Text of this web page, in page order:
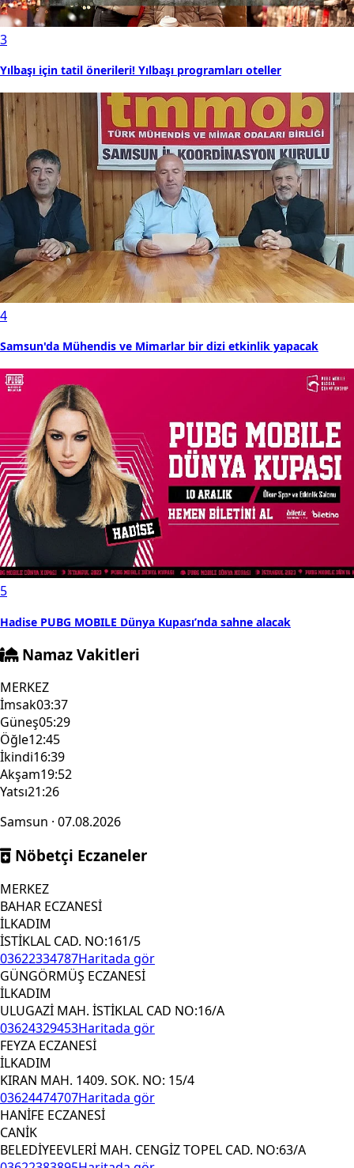
3
Yılbaşı için tatil önerileri! Yılbaşı programları oteller
4
Samsun'da Mühendis ve Mimarlar bir dizi etkinlik yapacak
5
Hadise PUBG MOBILE Dünya Kupası’nda sahne alacak
Namaz Vakitleri
MERKEZ
İmsak03:37
Güneş05:29
Öğle12:45
İkindi16:39
Akşam19:52
Yatsı21:26
Samsun · 07.08.2026
Nöbetçi Eczaneler
MERKEZ
BAHAR ECZANESİ
İLKADIM
İSTİKLAL CAD. NO:161/5
03622334787Haritada gör
GÜNGÖRMÜŞ ECZANESİ
İLKADIM
ULUGAZİ MAH. İSTİKLAL CAD NO:16/A
03624329453Haritada gör
FEYZA ECZANESİ
İLKADIM
KIRAN MAH. 1409. SOK. NO: 15/4
03624474707Haritada gör
HANİFE ECZANESİ
CANİK
BELEDİYEEVLERİ MAH. CENGİZ TOPEL CAD. NO:63/A